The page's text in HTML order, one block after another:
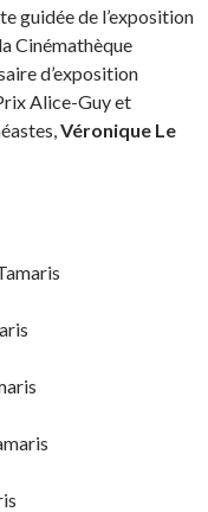
guidée de l’exposition
Cinémathèque
d’exposition
Alice-Guy et
Véronique Le